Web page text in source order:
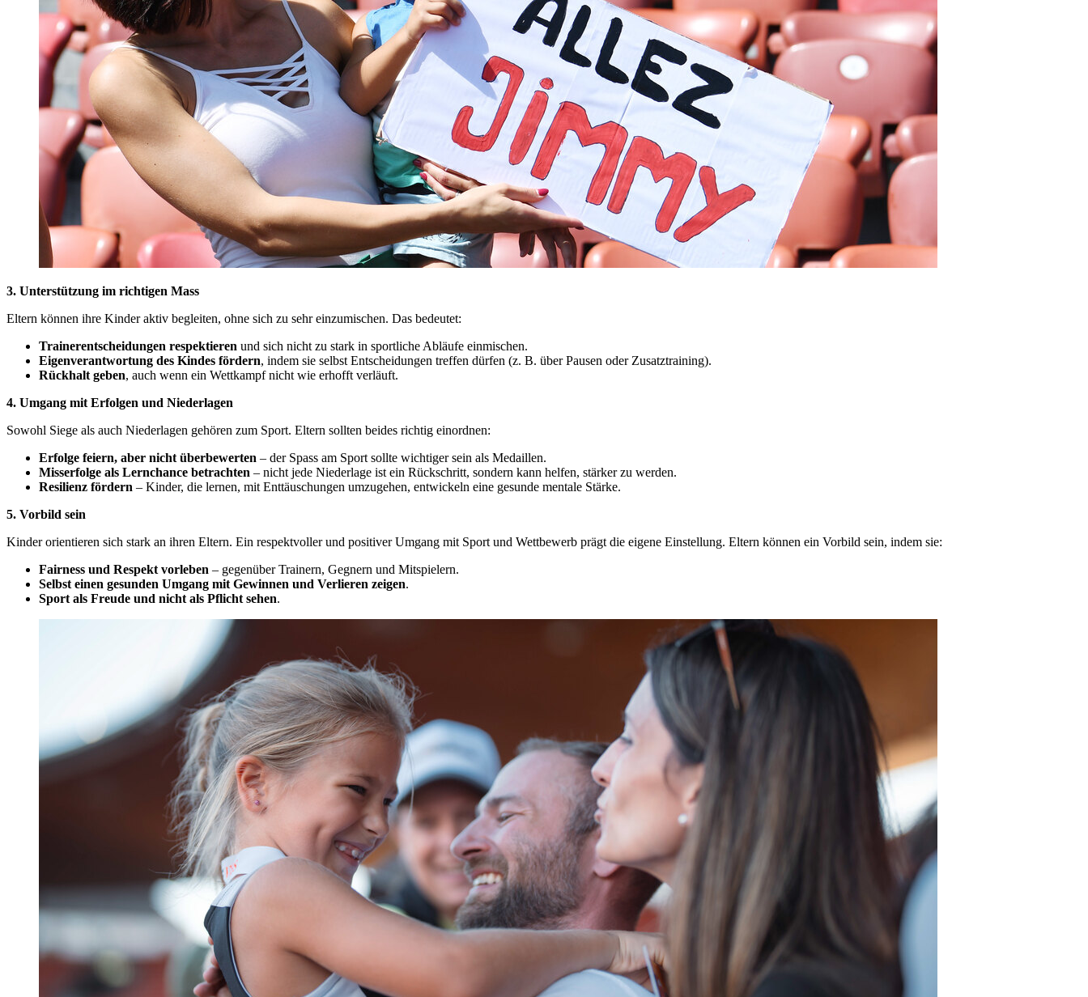
3. Unterstützung im richtigen Mass
Eltern können ihre Kinder aktiv begleiten, ohne sich zu sehr einzumischen. Das bedeutet:
Trainerentscheidungen respektieren und sich nicht zu stark in sportliche Abläufe einmischen.
Eigenverantwortung des Kindes fördern, indem sie selbst Entscheidungen treffen dürfen (z. B. über Pausen oder Zusatztraining).
Rückhalt geben, auch wenn ein Wettkampf nicht wie erhofft verläuft.
4. Umgang mit Erfolgen und Niederlagen
Sowohl Siege als auch Niederlagen gehören zum Sport. Eltern sollten beides richtig einordnen:
Erfolge feiern, aber nicht überbewerten – der Spass am Sport sollte wichtiger sein als Medaillen.
Misserfolge als Lernchance betrachten – nicht jede Niederlage ist ein Rückschritt, sondern kann helfen, stärker zu werden.
Resilienz fördern – Kinder, die lernen, mit Enttäuschungen umzugehen, entwickeln eine gesunde mentale Stärke.
5. Vorbild sein
Kinder orientieren sich stark an ihren Eltern. Ein respektvoller und positiver Umgang mit Sport und Wettbewerb prägt die eigene Einstellung. Eltern können ein Vorbild sein, indem sie:
Fairness und Respekt vorleben – gegenüber Trainern, Gegnern und Mitspielern.
Selbst einen gesunden Umgang mit Gewinnen und Verlieren zeigen.
Sport als Freude und nicht als Pflicht sehen.